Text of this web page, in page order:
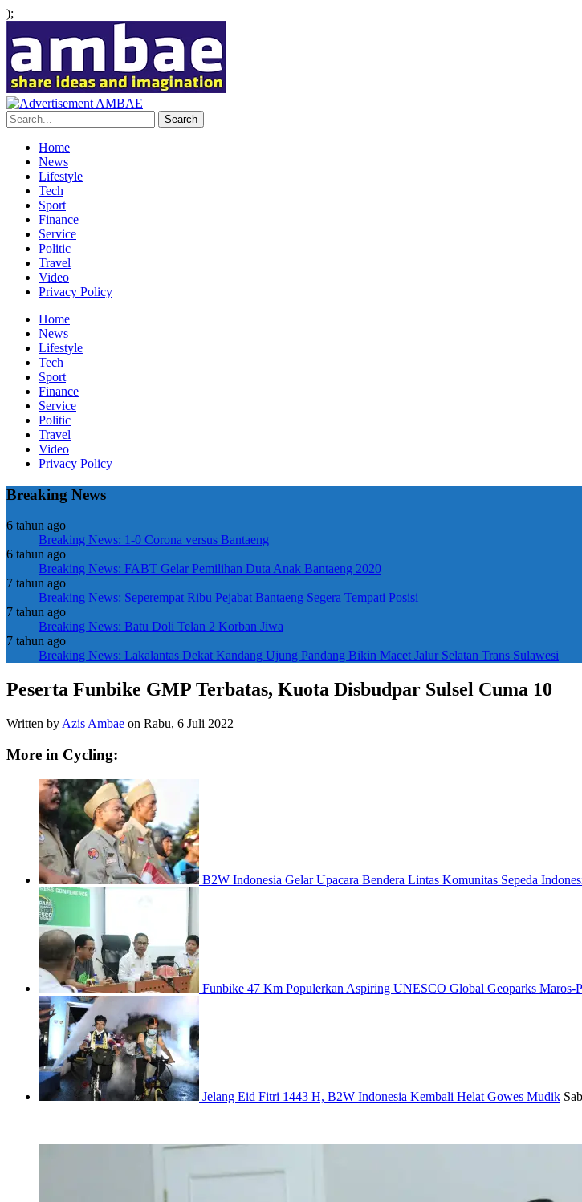
);
Home
News
Lifestyle
Tech
Sport
Finance
Service
Politic
Travel
Video
Privacy Policy
Home
News
Lifestyle
Tech
Sport
Finance
Service
Politic
Travel
Video
Privacy Policy
Breaking News
6 tahun ago
Breaking News: 1-0 Corona versus Bantaeng
6 tahun ago
Breaking News: FABT Gelar Pemilihan Duta Anak Bantaeng 2020
7 tahun ago
Breaking News: Seperempat Ribu Pejabat Bantaeng Segera Tempati Posisi
7 tahun ago
Breaking News: Batu Doli Telan 2 Korban Jiwa
7 tahun ago
Breaking News: Lakalantas Dekat Kandang Ujung Pandang Bikin Macet Jalur Selatan Trans Sulawesi
Peserta Funbike GMP Terbatas, Kuota Disbudpar Sulsel Cuma 10
Written by Azis Ambae on Rabu, 6 Juli 2022
More in Cycling:
B2W Indonesia Gelar Upacara Bendera Lintas Komunitas Sepeda
Funbike 47 Km Populerkan Aspiring UNESCO Global Geoparks Maros-
Jelang Eid Fitri 1443 H, B2W Indonesia Kembali Helat Gowes Mudik